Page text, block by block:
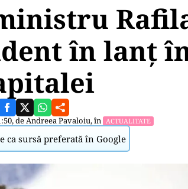
în lanț
deAndreea Pavaloiu, în ACTUALITATE
ca sursă preferată în Google